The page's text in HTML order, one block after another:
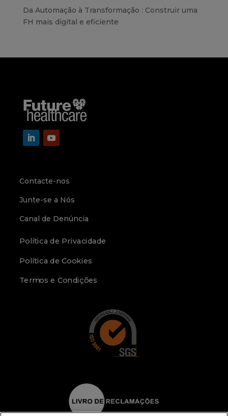
Da Automação à Transformação : Construir uma
FH mais digital e eficiente
Contacte-nos
Junte-se a Nós
Canal de Denúncia
Política de Privacidade
Política de Cookies
Termos e Condições